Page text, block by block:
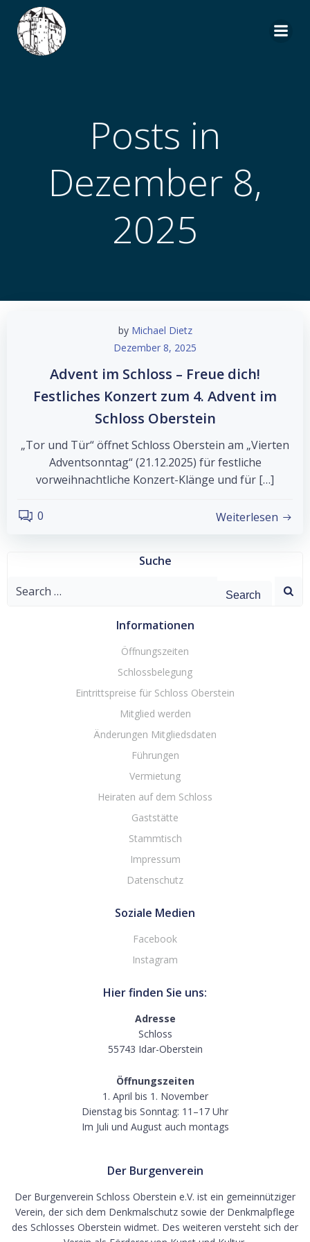
Posts in
Dezember 8,
2025
by Michael Dietz
Dezember 8, 2025
Advent im Schloss – Freue dich!
Festliches Konzert zum 4. Advent im
Schloss Oberstein
„Tor und Tür“ öffnet Schloss Oberstein am „Vierten
Adventsonntag“ (21.12.2025) für festliche
vorweihnachtliche Konzert-Klänge und für […]
0 Weiterlesen
Suche
Search
Informationen
Öffnungszeiten
Schlossbelegung
Eintrittspreise für Schloss Oberstein
Mitglied werden
Änderungen Mitgliedsdaten
Führungen
Vermietung
Heiraten auf dem Schloss
Gaststätte
Stammtisch
Impressum
Datenschutz
Soziale Medien
Facebook
Instagram
Hier finden Sie uns:
Adresse
Schloss
55743 Idar-Oberstein
Öffnungszeiten
1. April bis 1. November
Dienstag bis Sonntag: 11–17 Uhr
Im Juli und August auch montags
Der Burgenverein
Der Burgenverein Schloss Oberstein e.V. ist ein gemeinnütziger
Verein, der sich dem Denkmalschutz sowie der Denkmalpflege
des Schlosses Oberstein widmet. Des weiteren versteht sich der